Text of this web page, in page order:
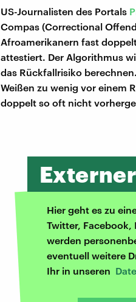
US-Journalisten des Portals
Compas (Correctional
Afroamerikanern fast
attestiert. Der Algorithmus
das Rückfallrisiko
Weißen zu wenig vor einem
doppelt so oft nicht
Hier geht es zu
Twitter, Facebook,
werden
eventuell weitere
Ihr in unseren